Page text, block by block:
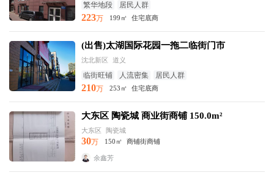
繁华地段 居民人群
223万 199㎡ 住宅底商
(出售)太湖国际花园一拖二临街门市
沈北新区 道义
临街旺铺 人流密集 居民人群
210万 253㎡ 住宅底商
大东区 陶瓷城 商业街商铺 150.0m²
大东区 陶瓷城
30万 150㎡ 商铺街商铺
余鑫芳